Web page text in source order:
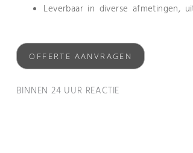
Leverbaar in diverse afmetingen,
OFFERTE AANVRAGEN
BINNEN 24 UUR REACTIE